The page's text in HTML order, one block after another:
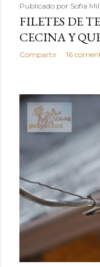
Publicado por Sofía
FILETES DE
CECINA Y
Compartir 16